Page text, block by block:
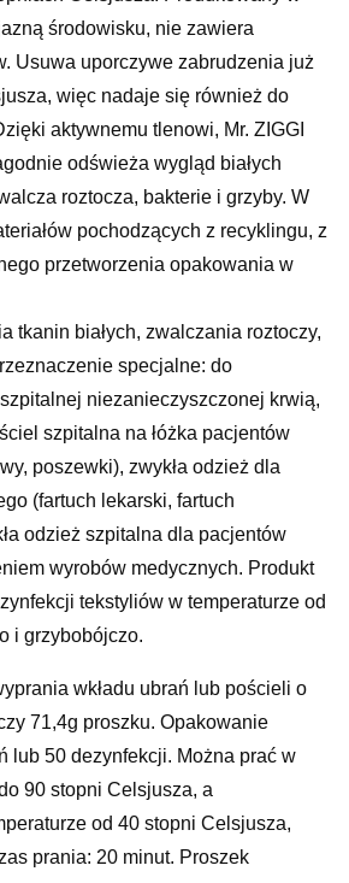
środowisku, nie zawiera
Usuwa uporczywe zabrudzenia już
więc nadaje się również do
aktywnemu tlenowi, Mr. ZIGGI
odświeża wygląd białych
roztocza, bakterie i grzyby. W
pochodzących z recyklingu, z
przetworzenia opakowania w
tkanin białych, zwalczania roztoczy,
specjalne: do
niezanieczyszczonej krwią,
szpitalna na łóżka pacjentów
poszewki), zwykła odzież dla
(fartuch lekarski, fartuch
odzież szpitalna dla pacjentów
wyrobów medycznych. Produkt
tekstyliów w temperaturze od
i grzybobójczo.
wkładu ubrań lub pościeli o
71,4g proszku. Opakowanie
lub 50 dezynfekcji. Można prać w
90 stopni Celsjusza, a
od 40 stopni Celsjusza,
prania: 20 minut. Proszek